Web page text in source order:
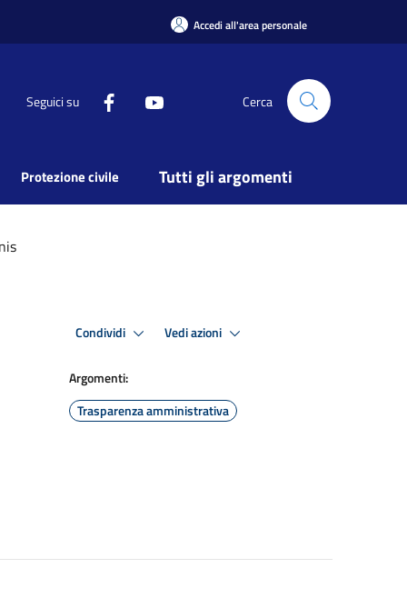
Accedi all'area personale
Seguici su Cerca
Protezione civile Tutti gli argomenti
Condividi Vedi azioni
Argomenti:
Trasparenza amministrativa